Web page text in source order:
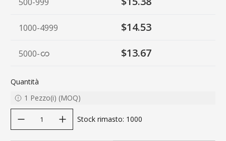
1000-4999 $14.53
5000- $13.67
Quantità
1 Pezzo(i) (MOQ)
Stock rimasto: 1000